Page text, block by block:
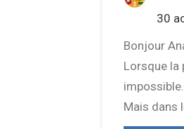
30
Bonjour
Lorsque la
impossible.
Mais dans